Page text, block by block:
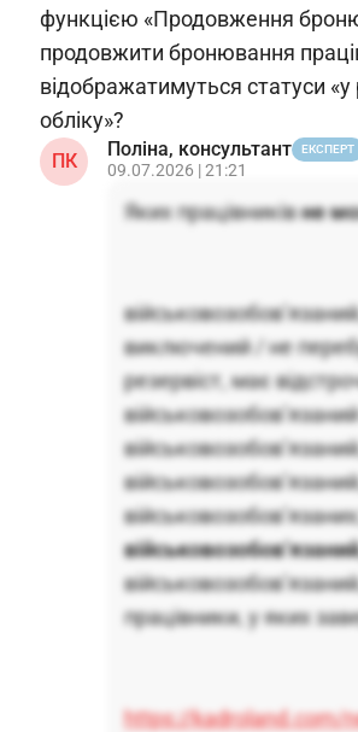
функцією «Продовження
продовжити бронювання
відображатимуться статуси
обліку»?
ПК
Поліна, консультант ЕКСПЕРТ
09.07.2026 | 21:21
Яких працівниківне
виключений / не
резервіст, має
працівники, у яких
https://kadroland.com/